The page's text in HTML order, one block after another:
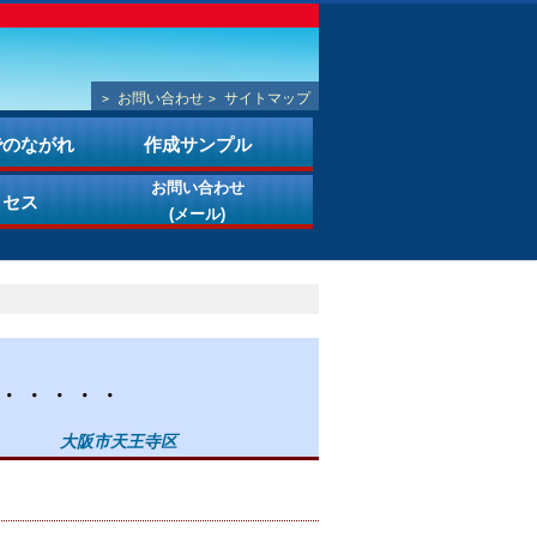
> サイトマップ
> お問い合わせ
ながれ 作成サンプル
ス
お問い合わせ
(メール)
・・・・
大阪市天王寺区